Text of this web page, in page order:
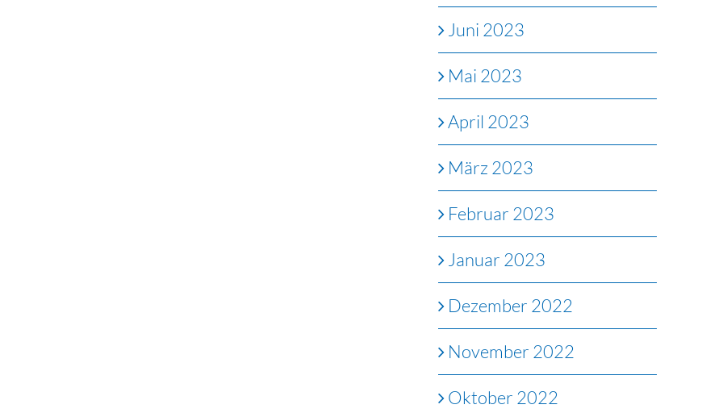
Juni 2023
Mai 2023
April 2023
März 2023
Februar 2023
Januar 2023
Dezember 2022
November 2022
Oktober 2022